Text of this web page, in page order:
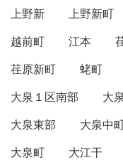
上野新
上野新町
越前町
江本
荏原新町
蛯町
大泉１区南部
大
大泉東部
大泉中
大泉町
大江干